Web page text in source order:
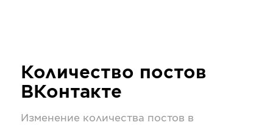
Количество постов
ВКонтакте
Изменение количества постов в